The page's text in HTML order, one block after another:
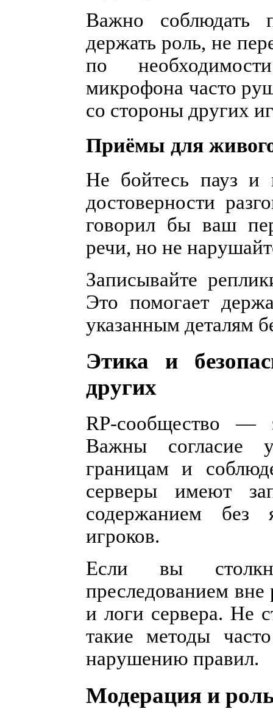
Важно соблюдать
держать роль, не
по
микрофона часто
со стороны других
Приёмы для
Не бойтесь пауз и
достоверности
говорил бы ваш
речи, но не
Записывайте
Это помогает
указанным деталям
Этика и
других
RP-сообщество —
Важны согласие
границам и
серверы имеют
содержанием без
игроков.
Если вы
преследованием
и логи сервера. Не
такие методы
нарушению правил.
Модерация и